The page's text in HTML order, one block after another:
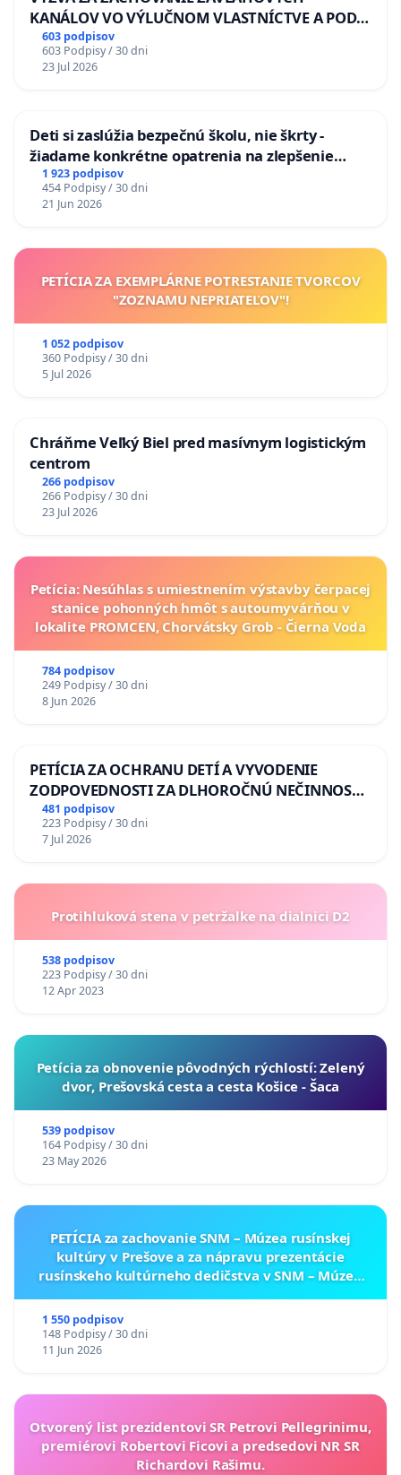
KANÁLOV VO VÝLUČNOM VLASTNÍCTVE A POD
KONTROLOU SLOVENSKEJ REPUBLIKY & žiadosť
na riešenie zanedbaného stavu závlahových a
odvodňovacích kanálov na Slovensku
603 podpisov
603 Podpisy / 30 dni
23 Jul 2026
Deti si zaslúžia bezpečnú školu, nie škrty -
žiadame konkrétne opatrenia na zlepšenie
situácie v školstve
1 923 podpisov
454 Podpisy / 30 dni
21 Jun 2026
PETÍCIA ZA EXEMPLÁRNE POTRESTANIE TVORCOV
"ZOZNAMU NEPRIATEĽOV"!
1 052 podpisov
360 Podpisy / 30 dni
5 Jul 2026
Chráňme Veľký Biel pred masívnym logistickým
centrom
266 podpisov
266 Podpisy / 30 dni
23 Jul 2026
Petícia: Nesúhlas s umiestnením výstavby čerpacej
stanice pohonných hmôt s autoumyvárňou v
lokalite PROMCEN, Chorvátsky Grob - Čierna Voda
784 podpisov
249 Podpisy / 30 dni
8 Jun 2026
PETÍCIA ZA OCHRANU DETÍ A VYVODENIE
ZODPOVEDNOSTI ZA DLHOROČNÚ NEČINNOSŤ
A ZLYHANIE ŠTÁTU
481 podpisov
223 Podpisy / 30 dni
7 Jul 2026
Protihluková stena v petržalke na dialnici D2
538 podpisov
223 Podpisy / 30 dni
12 Apr 2023
​Petícia za obnovenie pôvodných rýchlostí: Zelený
dvor, Prešovská cesta a cesta Košice - Šaca
539 podpisov
164 Podpisy / 30 dni
23 May 2026
PETÍCIA za zachovanie SNM – Múzea rusínskej
kultúry v Prešove a za nápravu prezentácie
rusínskeho kultúrneho dedičstva v SNM – Múzeu
1 550 podpisov
148 Podpisy / 30 dni
11 Jun 2026
Otvorený list prezidentovi SR Petrovi Pellegrinimu,
premiérovi Robertovi Ficovi a predsedovi NR SR
Richardovi Rašimu.